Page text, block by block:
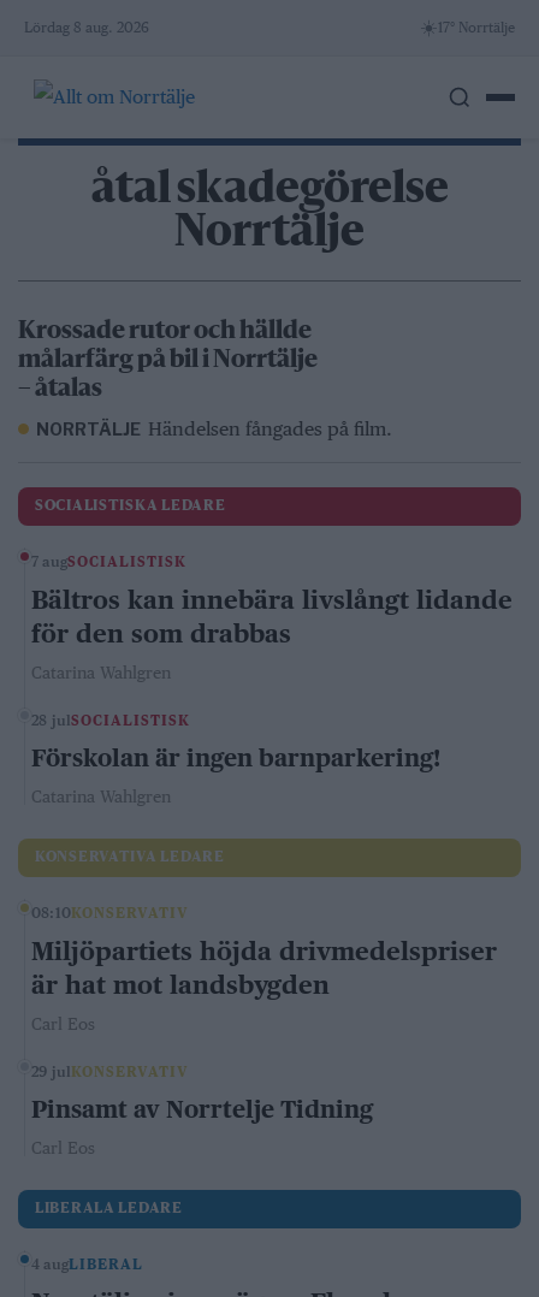
Skip
content
Lördag 8 aug. 2026 ☀️ 17° Norrtälje
åtal skadegörelse
Norrtälje
Krossade rutor och hällde
målarfärg på bil i Norrtälje
– åtalas
NORRTÄLJE Händelsen fångades på film.
SOCIALISTISKA LEDARE
7 augSOCIALISTISK
Bältros kan innebära livslångt lidande
för den som drabbas
Catarina Wahlgren
28 julSOCIALISTISK
Förskolan är ingen barnparkering!
Catarina Wahlgren
KONSERVATIVA LEDARE
08:10 KONSERVATIV
Miljöpartiets höjda drivmedelspriser
är hat mot landsbygden
Carl Eos
29 jul KONSERVATIV
Pinsamt av Norrtelje Tidning
Carl Eos
LIBERALA LEDARE
4 augLIBERAL